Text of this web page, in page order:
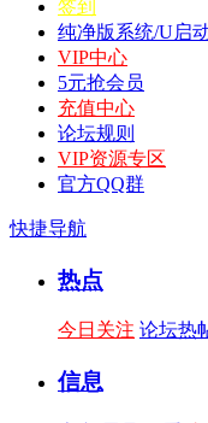
签到
纯净版系统/U启
VIP中心
5元抢会员
充值中心
论坛规则
VIP资源专区
官方QQ群
快捷导航
热点
今日关注 论坛热
信息